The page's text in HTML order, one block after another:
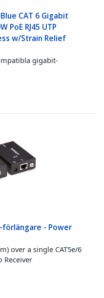
CAT 6 Gigabit
PoE RJ45 UTP
w/Strain Relief
gigabit-
förlängare - Power
over a single CAT5e/6
Receiver